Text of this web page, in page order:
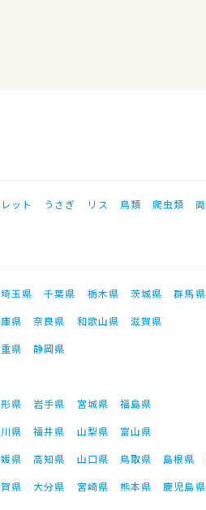
ット うさぎ リス 鳥類 爬虫類
埼玉県 千葉県 栃木県 茨城県
群馬県
県 奈良県 和歌山県
滋賀県
県
静岡県
県 岩手県 宮城県
福島県
県 福井県 山梨県
富山県
県 高知県 山口県 鳥取県 島根県
県 大分県 宮崎県 熊本県 鹿児島県